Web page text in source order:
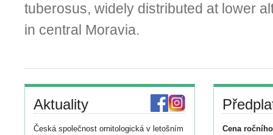
tuberosus, widely distributed at lower
in central Moravia.
Aktuality
Česká společnost ornitologická v letošním
Cena